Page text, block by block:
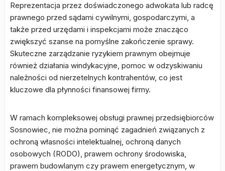
Reprezentacja przez doświadczonego adwokata lub radcę
prawnego przed sądami cywilnymi, gospodarczymi, a
także przed urzędami i inspekcjami może znacząco
zwiększyć szanse na pomyślne zakończenie sprawy.
Skuteczne zarządzanie ryzykiem prawnym obejmuje
również działania windykacyjne, pomoc w odzyskiwaniu
należności od nierzetelnych kontrahentów, co jest
kluczowe dla płynności finansowej firmy.
W ramach kompleksowej obsługi prawnej przedsiębiorców
Sosnowiec, nie można pominąć zagadnień związanych z
ochroną własności intelektualnej, ochroną danych
osobowych (RODO), prawem ochrony środowiska,
prawem budowlanym czy prawem energetycznym, w